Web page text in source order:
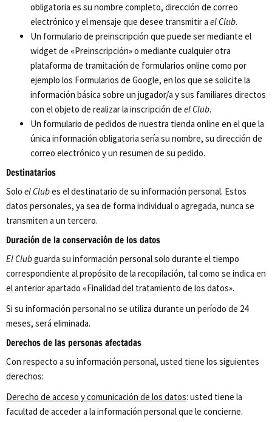
obligatoria es su nombre completo, dirección de correo
electrónico y el mensaje que desee transmitir a el Club.
Un formulario de preinscripción que puede ser mediante el
widget de «Preinscripción» o mediante cualquier otra
plataforma de tramitación de formularios online como por
ejemplo los Formularios de Google, en los que se solicite la
información básica sobre un jugador/a y sus familiares directos
con el objeto de realizar la inscripción de el Club.
Un formulario de pedidos de nuestra tienda online en el que la
única información obligatoria sería su nombre, su dirección de
correo electrónico y un resumen de su pedido.
Destinatarios
Solo el Clubes el destinatario de su información personal. Estos
datos personales, ya sea de forma individual o agregada, nunca se
transmiten a un tercero.
Duración de la conservación de los datos
El Clubguarda su información personal solo durante el tiempo
correspondiente al propósito de la recopilación, tal como se indica en
el anterior apartado «Finalidad del tratamiento de los datos».
Si su información personal no se utiliza durante un período de 24
meses, será eliminada.
Derechos de las personas afectadas
Con respecto a su información personal, usted tiene los siguientes
derechos:
Derecho de acceso y comunicación de los datos: usted tiene la
facultad de acceder a la información personal que le concierne.